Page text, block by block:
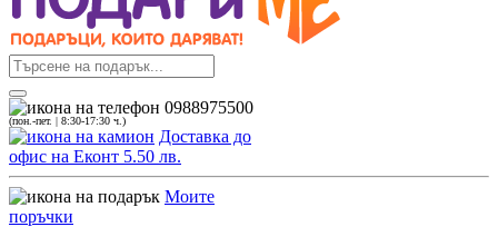
0988975500
(пон.-пет. | 8:30-17:30 ч.)
Доставка до
офис на Еконт 5.50 лв.
Моите
поръчки